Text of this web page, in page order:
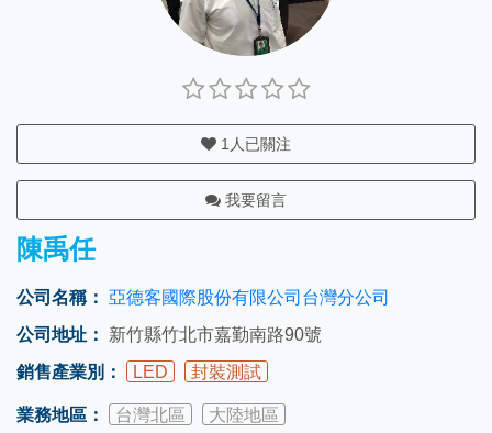
1 人已關注
我要留言
陳禹任
公司名稱： 亞德客國際股份有限公司台灣分公司
公司地址：
新竹縣竹北市嘉勤南路90號
銷售產業別：
LED 封裝測試
業務地區： 台灣北區 大陸地區